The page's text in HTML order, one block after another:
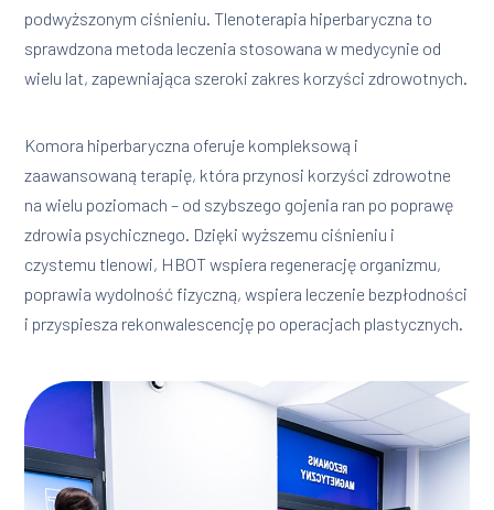
podwyższonym ciśnieniu. Tlenoterapia hiperbaryczna to
sprawdzona metoda leczenia stosowana w medycynie od
wielu lat, zapewniająca szeroki zakres korzyści zdrowotnych.
Komora hiperbaryczna oferuje kompleksową i
zaawansowaną terapię, która przynosi korzyści zdrowotne
na wielu poziomach – od szybszego gojenia ran po poprawę
zdrowia psychicznego. Dzięki wyższemu ciśnieniu i
czystemu tlenowi, HBOT wspiera regenerację organizmu,
poprawia wydolność fizyczną, wspiera leczenie bezpłodności
i przyspiesza rekonwalescencję po operacjach plastycznych.